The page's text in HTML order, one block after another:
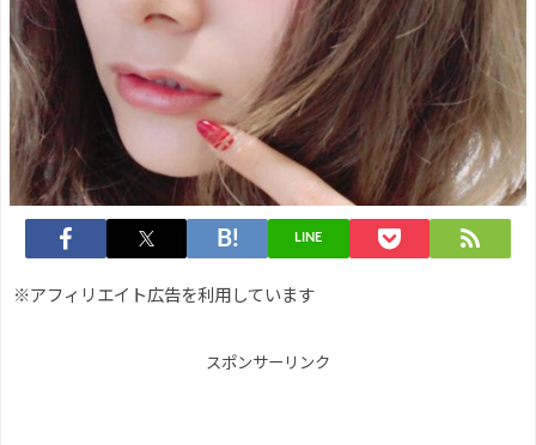
LINE
※アフィリエイト広告を利用しています
スポンサーリンク